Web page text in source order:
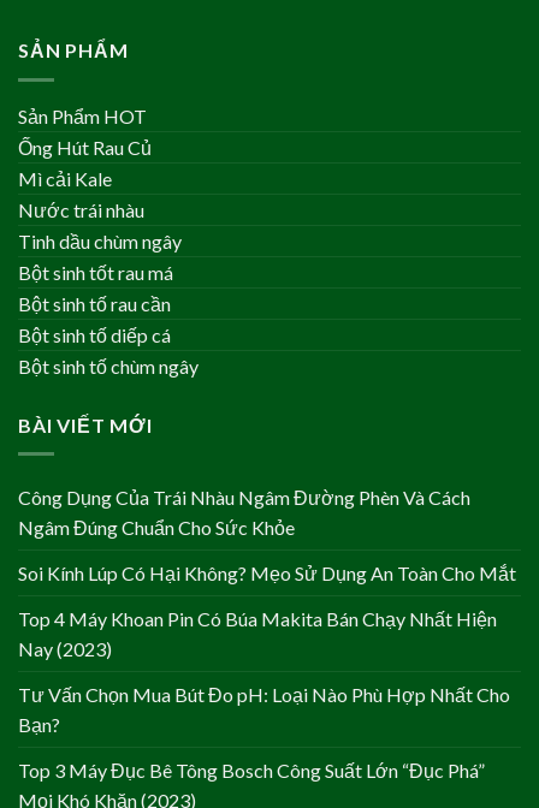
SẢN PHẨM
Sản Phẩm HOT
Ống Hút Rau Củ
Mì cải Kale
Nước trái nhàu
Tinh dầu chùm ngây
Bột sinh tốt rau má
Bột sinh tố rau cần
Bột sinh tố diếp cá
Bột sinh tố chùm ngây
BÀI VIẾT MỚI
Công Dụng Của Trái Nhàu Ngâm Đường Phèn Và Cách
Ngâm Đúng Chuẩn Cho Sức Khỏe
Soi Kính Lúp Có Hại Không? Mẹo Sử Dụng An Toàn Cho Mắt
Top 4 Máy Khoan Pin Có Búa Makita Bán Chạy Nhất Hiện
Nay (2023)
Tư Vấn Chọn Mua Bút Đo pH: Loại Nào Phù Hợp Nhất Cho
Bạn?
Top 3 Máy Đục Bê Tông Bosch Công Suất Lớn “Đục Phá”
Mọi Khó Khăn (2023)